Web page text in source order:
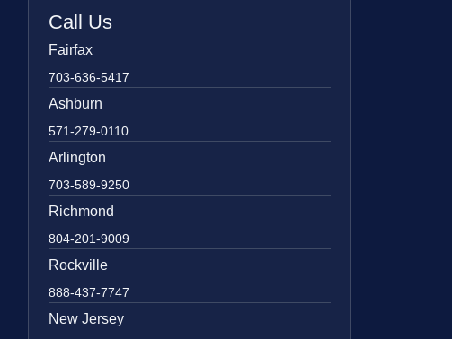
Call Us
Fairfax
703-636-5417
Ashburn
571-279-0110
Arlington
703-589-9250
Richmond
804-201-9009
Rockville
888-437-7747
New Jersey